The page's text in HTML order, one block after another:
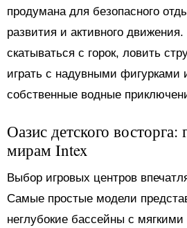
продумана для безопасного
развития и активного
скатываться с горок, ловить
играть с надувными фигурками
собственные водные
Оазис детского
мирам Intex
Выбор игровых центров
Самые простые модели
неглубокие бассейны с